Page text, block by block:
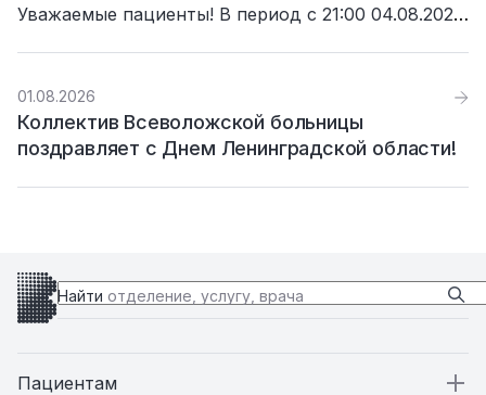
Уважаемые пациенты! В период с 21:00 04.08.2026
связи с проведением плановых технических
работ.
01.08.2026
Коллектив Всеволожской больницы
поздравляет с Днем Ленинградской области!
Найти отделение, услугу, врача
Пациентам